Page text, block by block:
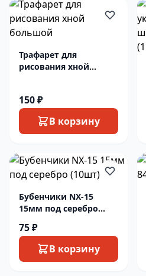
Трафарет для
рисования хной
150 ₽
В корзину
Бубенчики NX-15
15мм под серебро
75 ₽
В корзину